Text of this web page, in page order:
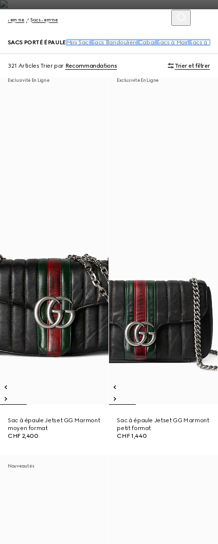
Femme Sacs Femme
SACS PORTÉ ÉPAULE Mini Sacs Sacs Bandoulière Cabas Sacs à Main Sacs à
321 Articles Trier par Recommandations Trier et filtrer
Exclusivité En Ligne
Sac à épaule Jetset GG Marmont
moyen format
CHF 2,400
Exclusivité En Ligne
Sac à épaule Jetset GG Marmont
petit format
CHF 1,440
Nouveautés